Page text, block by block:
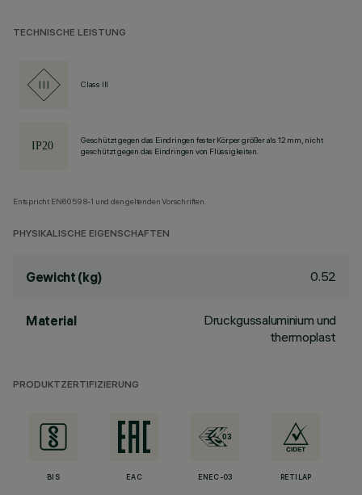
TECHNISCHE LEISTUNG
Class III
Geschützt gegen das Eindringen fester Körper größer als 12 mm, nicht
geschützt gegen das Eindringen von Flüssigkeiten.
Entspricht EN60598-1 und den geltenden Vorschriften.
PHYSIKALISCHE EIGENSCHAFTEN
Gewicht (kg) 0.52
Material
Druckgussaluminium und
thermoplast
PRODUKTZERTIFIZIERUNG
BIS EAC ENEC-03 RETILAP